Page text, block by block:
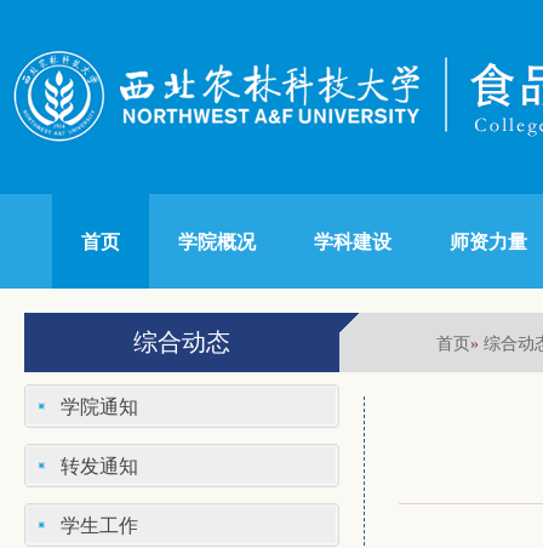
首页 学院概况 学科建设 师资力量
综合动态 首页» 综合动
学院通知
转发通知
学生工作